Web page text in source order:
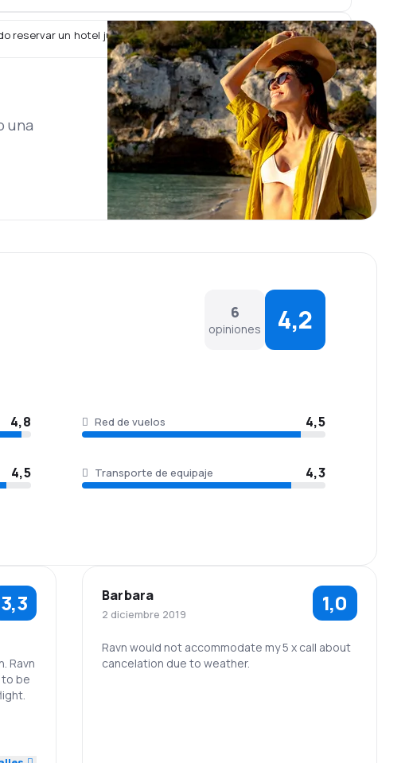
reservar un hotel junto con un vuelo de Ravn Alaska?
una
6
opiniones 4,2
4,8 Red de vuelos 4,5
4,5 Transporte de equipaje 4,3
3,3
be
Barbara
2 diciembre 2019 1,0
Ravn would not accommodate my 5 x call about
cancelation due to weather.